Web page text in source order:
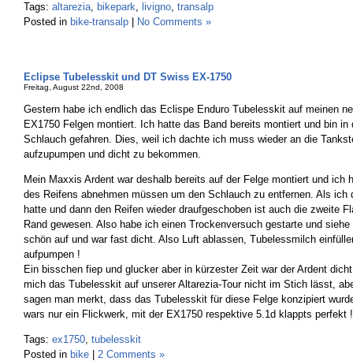
Tags: altarezia, bikepark, livigno, transalp
Posted in bike-transalp No Comments »
Eclipse Tubelesskit und DT Swiss EX-1750
Freitag, August 22nd, 2008
Gestern habe ich endlich das Eclispe Enduro Tubelesskit auf meinen
EX1750 Felgen montiert. Ich hatte das Band bereits montiert und bin
Schlauch gefahren. Dies, weil ich dachte ich muss wieder an die
aufzupumpen und dicht zu bekommen.
Mein Maxxis Ardent war deshalb bereits auf der Felge montiert und ich
des Reifens abnehmen müssen um den Schlauch zu entfernen. Als ich
hatte und dann den Reifen wieder draufgeschoben ist auch die zweite
Rand gewesen. Also habe ich einen Trockenversuch gestarte und
schön auf und war fast dicht. Also Luft ablassen, Tubelessmilch
aufpumpen !
Ein bisschen fiep und glucker aber in kürzester Zeit war der Ardent
mich das Tubelesskit auf unserer Altarezia-Tour nicht im Stich lässt,
sagen man merkt, dass das Tubelesskit für diese Felge konzipiert
wars nur ein Flickwerk, mit der EX1750 respektive 5.1d klappts perfekt !
Tags: ex1750, tubelesskit
Posted in bike 2 Comments »